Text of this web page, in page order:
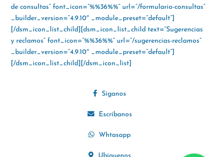
de consultas” font_icon=”%%36%%” url=”/formulario-consultas”
_builder_version=”4.9.10″ _module_preset=”default”]
[/dsm_icon_list_child][dsm_icon_list_child text=”Sugerencias
y reclamos” font_icon=”%%36%%” url=”/sugerencias-reclamos”
_builder_version=”4.9.10″ _module_preset=”default”]
[/dsm_icon_list_child][/dsm_icon_list]
Síganos
Escríbanos
Whtasapp